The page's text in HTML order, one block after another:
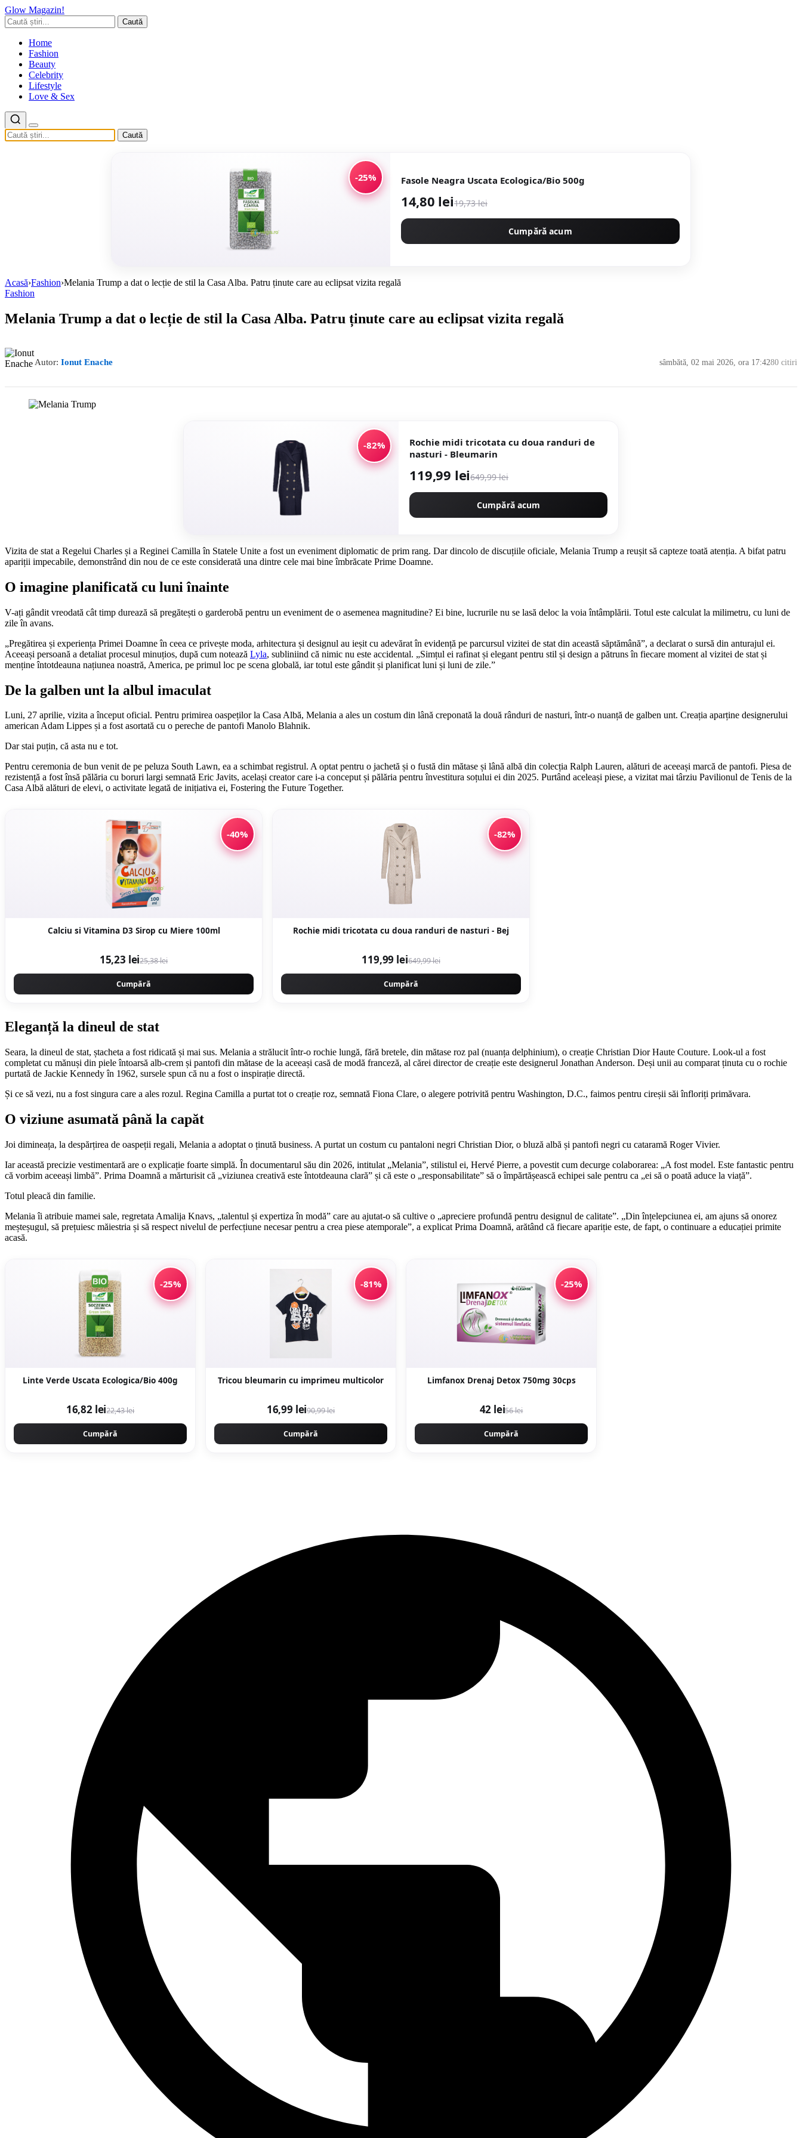
Glow Magazin!
Caută
Home
Fashion
Beauty
Celebrity
Lifestyle
Love & Sex
Caută
-25% Fasole Neagra Uscata Ecologica/Bio 500g
14,80 lei19,73 lei
Cumpără acum
Acasă›Fashion›Melania Trump a dat o lecție de stil la Casa Alba. Patru ținute care au eclipsat vizita regală
Fashion
Melania Trump a dat o lecție de stil la Casa Alba. Patru ținute care au eclipsat vizita regală
Autor: Ionut Enache sâmbătă, 02 mai 2026, ora 17:4280 citiri
-82%
Rochie midi tricotata cu doua randuri de
nasturi - Bleumarin
119,99 lei649,99 lei
Cumpără acum
Vizita de stat a Regelui Charles și a Reginei Camilla în Statele Unite a fost un eveniment diplomatic de prim rang. Dar dincolo de discuțiile oficiale, Melania Trump a reușit să capteze toată atenția. A bifat patru
apariții impecabile, demonstrând din nou de ce este considerată una dintre cele mai bine îmbrăcate Prime Doamne.
O imagine planificată cu luni înainte
V-ați gândit vreodată cât timp durează să pregătești o garderobă pentru un eveniment de o asemenea magnitudine? Ei bine, lucrurile nu se lasă deloc la voia întâmplării. Totul este calculat la milimetru, cu luni de
zile în avans.
„Pregătirea și experiența Primei Doamne în ceea ce privește moda, arhitectura și designul au ieșit cu adevărat în evidență pe parcursul vizitei de stat din această săptămână”, a declarat o sursă din anturajul ei.
Aceeași persoană a detaliat procesul minuțios, după cum notează Lyla, subliniind că nimic nu este accidental. „Simțul ei rafinat și elegant pentru stil și design a pătruns în fiecare moment al vizitei de stat și
menține întotdeauna națiunea noastră, America, pe primul loc pe scena globală, iar totul este gândit și planificat luni și luni de zile.”
De la galben unt la albul imaculat
Luni, 27 aprilie, vizita a început oficial. Pentru primirea oaspeților la Casa Albă, Melania a ales un costum din lână creponată la două rânduri de nasturi, într-o nuanță de galben unt. Creația aparține designerului
american Adam Lippes și a fost asortată cu o pereche de pantofi Manolo Blahnik.
Dar stai puțin, că asta nu e tot.
Pentru ceremonia de bun venit de pe peluza South Lawn, ea a schimbat registrul. A optat pentru o jachetă și o fustă din mătase și lână albă din colecția Ralph Lauren, alături de aceeași marcă de pantofi. Piesa de
rezistență a fost însă pălăria cu boruri largi semnată Eric Javits, același creator care i-a conceput și pălăria pentru învestitura soțului ei din 2025. Purtând aceleași piese, a vizitat mai târziu Pavilionul de Tenis de la
Casa Albă alături de elevi, o activitate legată de inițiativa ei, Fostering the Future Together.
-40%
Calciu si Vitamina D3 Sirop cu Miere 100ml
15,23 lei25,38 lei
Cumpără
-82%
Rochie midi tricotata cu doua randuri de nasturi - Bej
119,99 lei649,99 lei
Cumpără
Eleganță la dineul de stat
Seara, la dineul de stat, ștacheta a fost ridicată și mai sus. Melania a strălucit într-o rochie lungă, fără bretele, din mătase roz pal (nuanța delphinium), o creație Christian Dior Haute Couture. Look-ul a fost
completat cu mănuși din piele întoarsă alb-crem și pantofi din mătase de la aceeași casă de modă franceză, al cărei director de creație este designerul Jonathan Anderson. Deși unii au comparat ținuta cu o rochie
purtată de Jackie Kennedy în 1962, sursele spun că nu a fost o inspirație directă.
Și ce să vezi, nu a fost singura care a ales rozul. Regina Camilla a purtat tot o creație roz, semnată Fiona Clare, o alegere potrivită pentru Washington, D.C., faimos pentru cireșii săi înfloriți primăvara.
O viziune asumată până la capăt
Joi dimineața, la despărțirea de oaspeții regali, Melania a adoptat o ținută business. A purtat un costum cu pantaloni negri Christian Dior, o bluză albă și pantofi negri cu cataramă Roger Vivier.
Iar această precizie vestimentară are o explicație foarte simplă. În documentarul său din 2026, intitulat „Melania”, stilistul ei, Hervé Pierre, a povestit cum decurge colaborarea: „A fost model. Este fantastic pentru
că vorbim aceeași limbă”. Prima Doamnă a mărturisit că „viziunea creativă este întotdeauna clară” și că este o „responsabilitate” să o împărtășească echipei sale pentru ca „ei să o poată aduce la viață”.
Totul pleacă din familie.
Melania îi atribuie mamei sale, regretata Amalija Knavs, „talentul și expertiza în modă” care au ajutat-o să cultive o „apreciere profundă pentru designul de calitate”. „Din înțelepciunea ei, am ajuns să onorez
meșteșugul, să prețuiesc măiestria și să respect nivelul de perfecțiune necesar pentru a crea piese atemporale”, a explicat Prima Doamnă, arătând că fiecare apariție este, de fapt, o continuare a educației primite
acasă.
-25%
Linte Verde Uscata Ecologica/Bio 400g
16,82 lei22,43 lei
Cumpără
-81%
Tricou bleumarin cu imprimeu multicolor
16,99 lei90,99 lei
Cumpără
-25%
Limfanox Drenaj Detox 750mg 30cps
42 lei56 lei
Cumpără